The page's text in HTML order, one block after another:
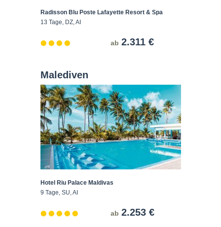
Radisson Blu Poste Lafayette Resort & Spa
13 Tage, DZ, AI
ab 2.311 €
Malediven
Hotel Riu Palace Maldivas
9 Tage, SU, AI
ab 2.253 €